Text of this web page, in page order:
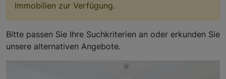
Immobilien zur Verfügung.
Bitte passen Sie Ihre Suchkriterien an oder erkunden Sie
unsere alternativen Angebote.